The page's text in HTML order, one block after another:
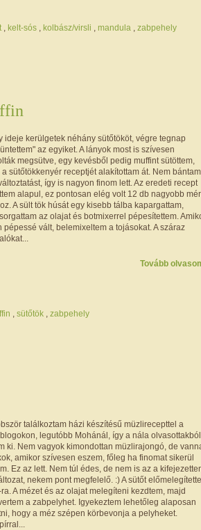
kelt-sós kolbász/virsli mandula zabpehely
ideje kerülgetek néhány sütőtököt, végre tegnap
az egyiket. A lányok most is szívesen
megsütve, egy kevésből pedig muffint sütöttem,
sütőtökkenyér receptjét alakítottam át. Nem bántam
így is nagyon finom lett. Az eredeti recept
alapul, ez pontosan elég volt 12 db nagyobb
A sült tök húsát egy kisebb tálba kapargattam,
az olajat és botmixerrel pépesítettem.
pépessé vált, belemixeltem a tojásokat. A száraz
Tovább
sütőtök zabpehely
találkoztam házi készítésű müzlirecepttel a
legutóbb Mohánál, így a nála olvasottakból
ki. Nem vagyok kimondottan müzlirajongó, de
amikor szívesen eszem, főleg ha finomat sikerül
Ez az lett. Nem túl édes, de nem is az a
nekem pont megfelelő. :) A sütőt
ra. A mézet és az olajat melegíteni kezdtem, majd
a zabpelyhet. Igyekeztem lehetőleg alaposan
hogy a méz szépen körbevonja a pelyheket.